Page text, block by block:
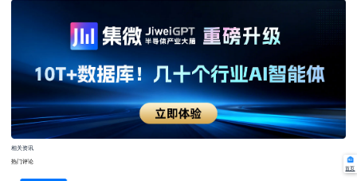
相关资讯
热门评论
首页